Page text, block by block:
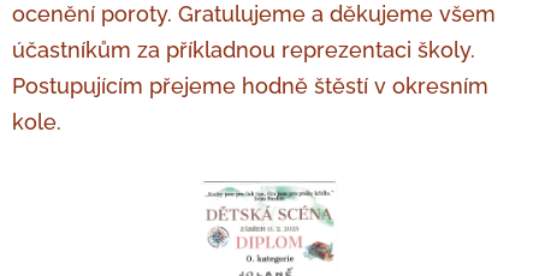
ocenění poroty. Gratulujeme a děkujeme všem
účastníkům za příkladnou reprezentaci školy.
Postupujícím přejeme hodně štěstí v okresním
kole.